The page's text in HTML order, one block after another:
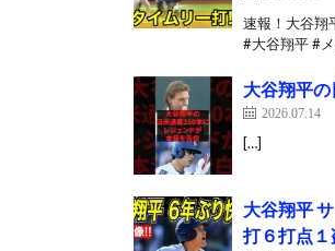
速報！大谷翔
#大谷翔平 #
大谷翔平
2026.07.14
[…]
大谷翔平
打６打点